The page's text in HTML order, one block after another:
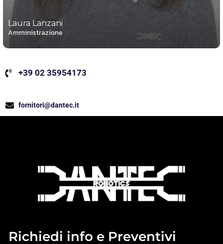
Laura Lanzani
Amministrazione
+39 02 35954173
fornitori@dantec.it
Richiedi info e Preventivi